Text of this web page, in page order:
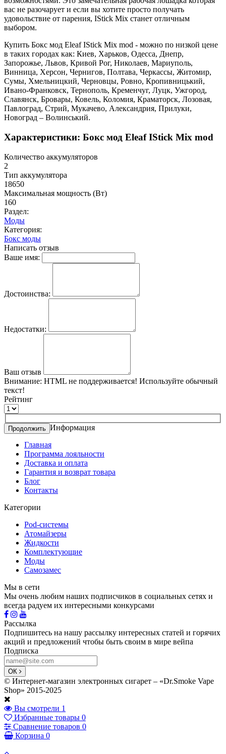
вас не разочарует и если вы хотите просто получать
удовольствие от парения, IStick Mix станет отличным
выбором.
Купить Бокс мод Eleaf IStick Mix mod - можно по низкой цене
в таких городах как: Киев, Харьков, Одесса, Днепр,
Запорожье, Львов, Кривой Рог, Николаев, Мариуполь,
Винница, Херсон, Чернигов, Полтава, Черкассы, Житомир,
Сумы, Хмельницкий, Черновцы, Ровно, Кропивницький,
Ивано-Франковск, Тернополь, Кременчуг, Луцк, Ужгород,
Славянск, Бровары, Ковель, Коломия, Краматорск, Лозовая,
Павлоград, Стрий, Мукачево, Александрия, Прилуки,
Новоград – Волинський.
Характеристики: Бокс мод Eleaf IStick Mix mod
Количество аккумуляторов
2
Тип аккумулятора
18650
Максимальная мощность (Вт)
160
Раздел:
Моды
Категория:
Бокс моды
Написать отзыв
Ваше имя:
Достоинства:
Недостатки:
Ваш отзыв
Внимание: HTML не поддерживается! Используйте обычный
текст!
Рейтинг
Продолжить Информация
Главная
Программа лояльности
Доставка и оплата
Гарантия и возврат товара
Блог
Контакты
Категории
Pod-системы
Атомайзеры
Жидкости
Комплектующие
Моды
Самозамес
Мы в сети
Мы очень любим наших подписчиков в социальных сетях и
всегда радуем их интересными конкурсами
Рассылка
Подпишитесь на нашу рассылку интересных статей и горячих
акций и предложений чтобы быть своим в мире вейпа
Подписка
ОК
© Интернет-магазин электронных сигарет – «Dr.Smoke Vape
Shop» 2015-2025
Вы смотрели 1
Избранные товары 0
Сравнение товаров 0
Корзина 0